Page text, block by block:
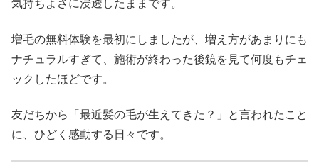
気持ちよさに浸透したままです。
増毛の無料体験を最初にしましたが、増え方があまりにも
ナチュラルすぎて、施術が終わった後鏡を見て何度もチェ
ックしたほどです。
友だちから「最近髪の毛が生えてきた？」と言われたこと
に、ひどく感動する日々です。